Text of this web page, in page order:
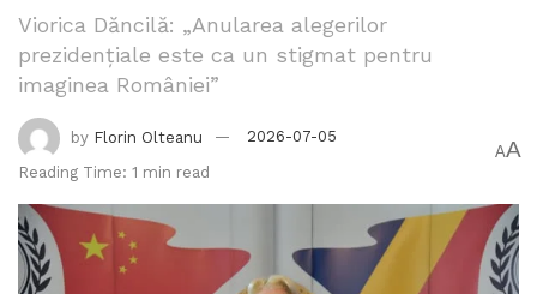
Viorica Dăncilă: „Anularea alegerilor
prezidențiale este ca un stigmat pentru
imaginea României”
by Florin Olteanu
2026-07-05
Reading Time: 1 min read
AA